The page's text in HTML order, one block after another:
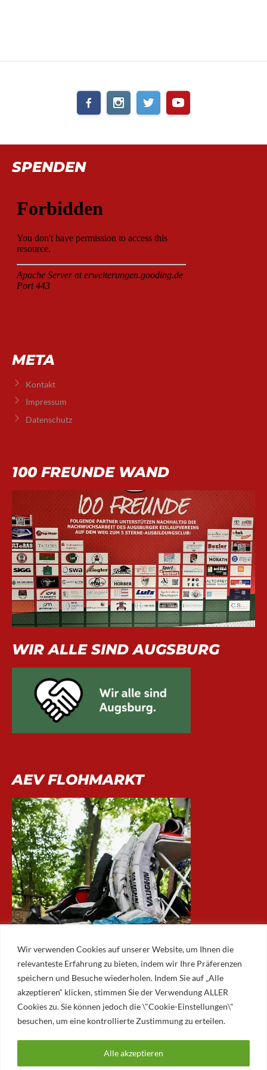
Wir verwenden Cookies auf unserer Website, um Ihnen die
relevanteste Erfahrung zu bieten, indem wir Ihre Präferenzen
speichern und Besuche wiederholen. Indem Sie auf „Alle
akzeptieren“ klicken, stimmen Sie der Verwendung ALLER
Cookies zu. Sie können jedoch die \"Cookie-Einstellungen\"
besuchen, um eine kontrollierte Zustimmung zu erteilen.
Alle akzeptieren
SPENDEN
META
Kontakt
Impressum
Datenschutz
100 FREUNDE WAND
WIR ALLE SIND AUGSBURG
AEV FLOHMARKT
ARCHIV
Archiv
© 2026 AUGSBURGER EISLAUFVEREIN E.V.